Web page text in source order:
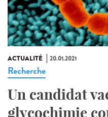
ACTUALITÉ 20.01.2021
Recherche
Un candidat
glycochimie